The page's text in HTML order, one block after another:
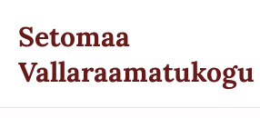
Setomaa
Vallaraamatukogu